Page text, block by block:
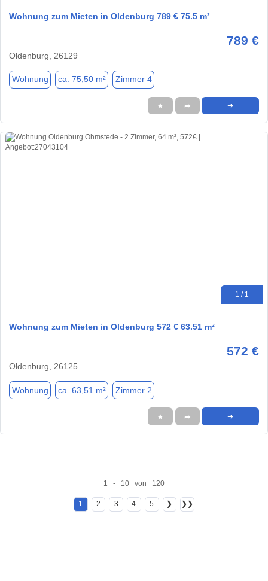
Wohnung zum Mieten in Oldenburg 789 € 75.5 m²
789 €
Oldenburg, 26129
Wohnung ca. 75,50 m² Zimmer 4
★ ➦ ➜
1 / 1
Wohnung zum Mieten in Oldenburg 572 € 63.51 m²
572 €
Oldenburg, 26125
Wohnung ca. 63,51 m² Zimmer 2
★ ➦ ➜
1 - 10 von 120
1 2 3 4 5 ❯ ❯❯